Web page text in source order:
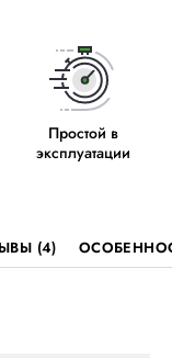
Простой в
эксплуатации
(4)